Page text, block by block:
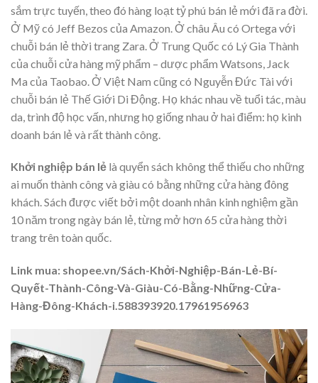
sắm trực tuyến, theo đó hàng loạt tỷ phú bán lẻ mới đã ra đời.
Ở Mỹ có Jeff Bezos của Amazon. Ở châu Âu có Ortega với
chuỗi bán lẻ thời trang Zara. Ở Trung Quốc có Lý Gia Thành
của chuỗi cửa hàng mỹ phẩm – dược phẩm Watsons, Jack
Ma của Taobao. Ở Việt Nam cũng có Nguyễn Đức Tài với
chuỗi bán lẻ Thế Giới Di Động. Họ khác nhau về tuổi tác, màu
da, trình độ học vấn, nhưng họ giống nhau ở hai điểm: họ kinh
doanh bán lẻ và rất thành công.
Khởi nghiệp bán lẻ là quyển sách không thể thiếu cho những
ai muốn thành công và giàu có bằng những cửa hàng đông
khách. Sách được viết bởi một doanh nhân kinh nghiệm gần
10 năm trong ngày bán lẻ, từng mở hơn 65 cửa hàng thời
trang trên toàn quốc.
Link mua: shopee.vn/Sách-Khởi-Nghiệp-Bán-Lẻ-Bí-
Quyết-Thành-Công-Và-Giàu-Có-Bằng-Những-Cửa-
Hàng-Đông-Khách-i.588393920.17961956963